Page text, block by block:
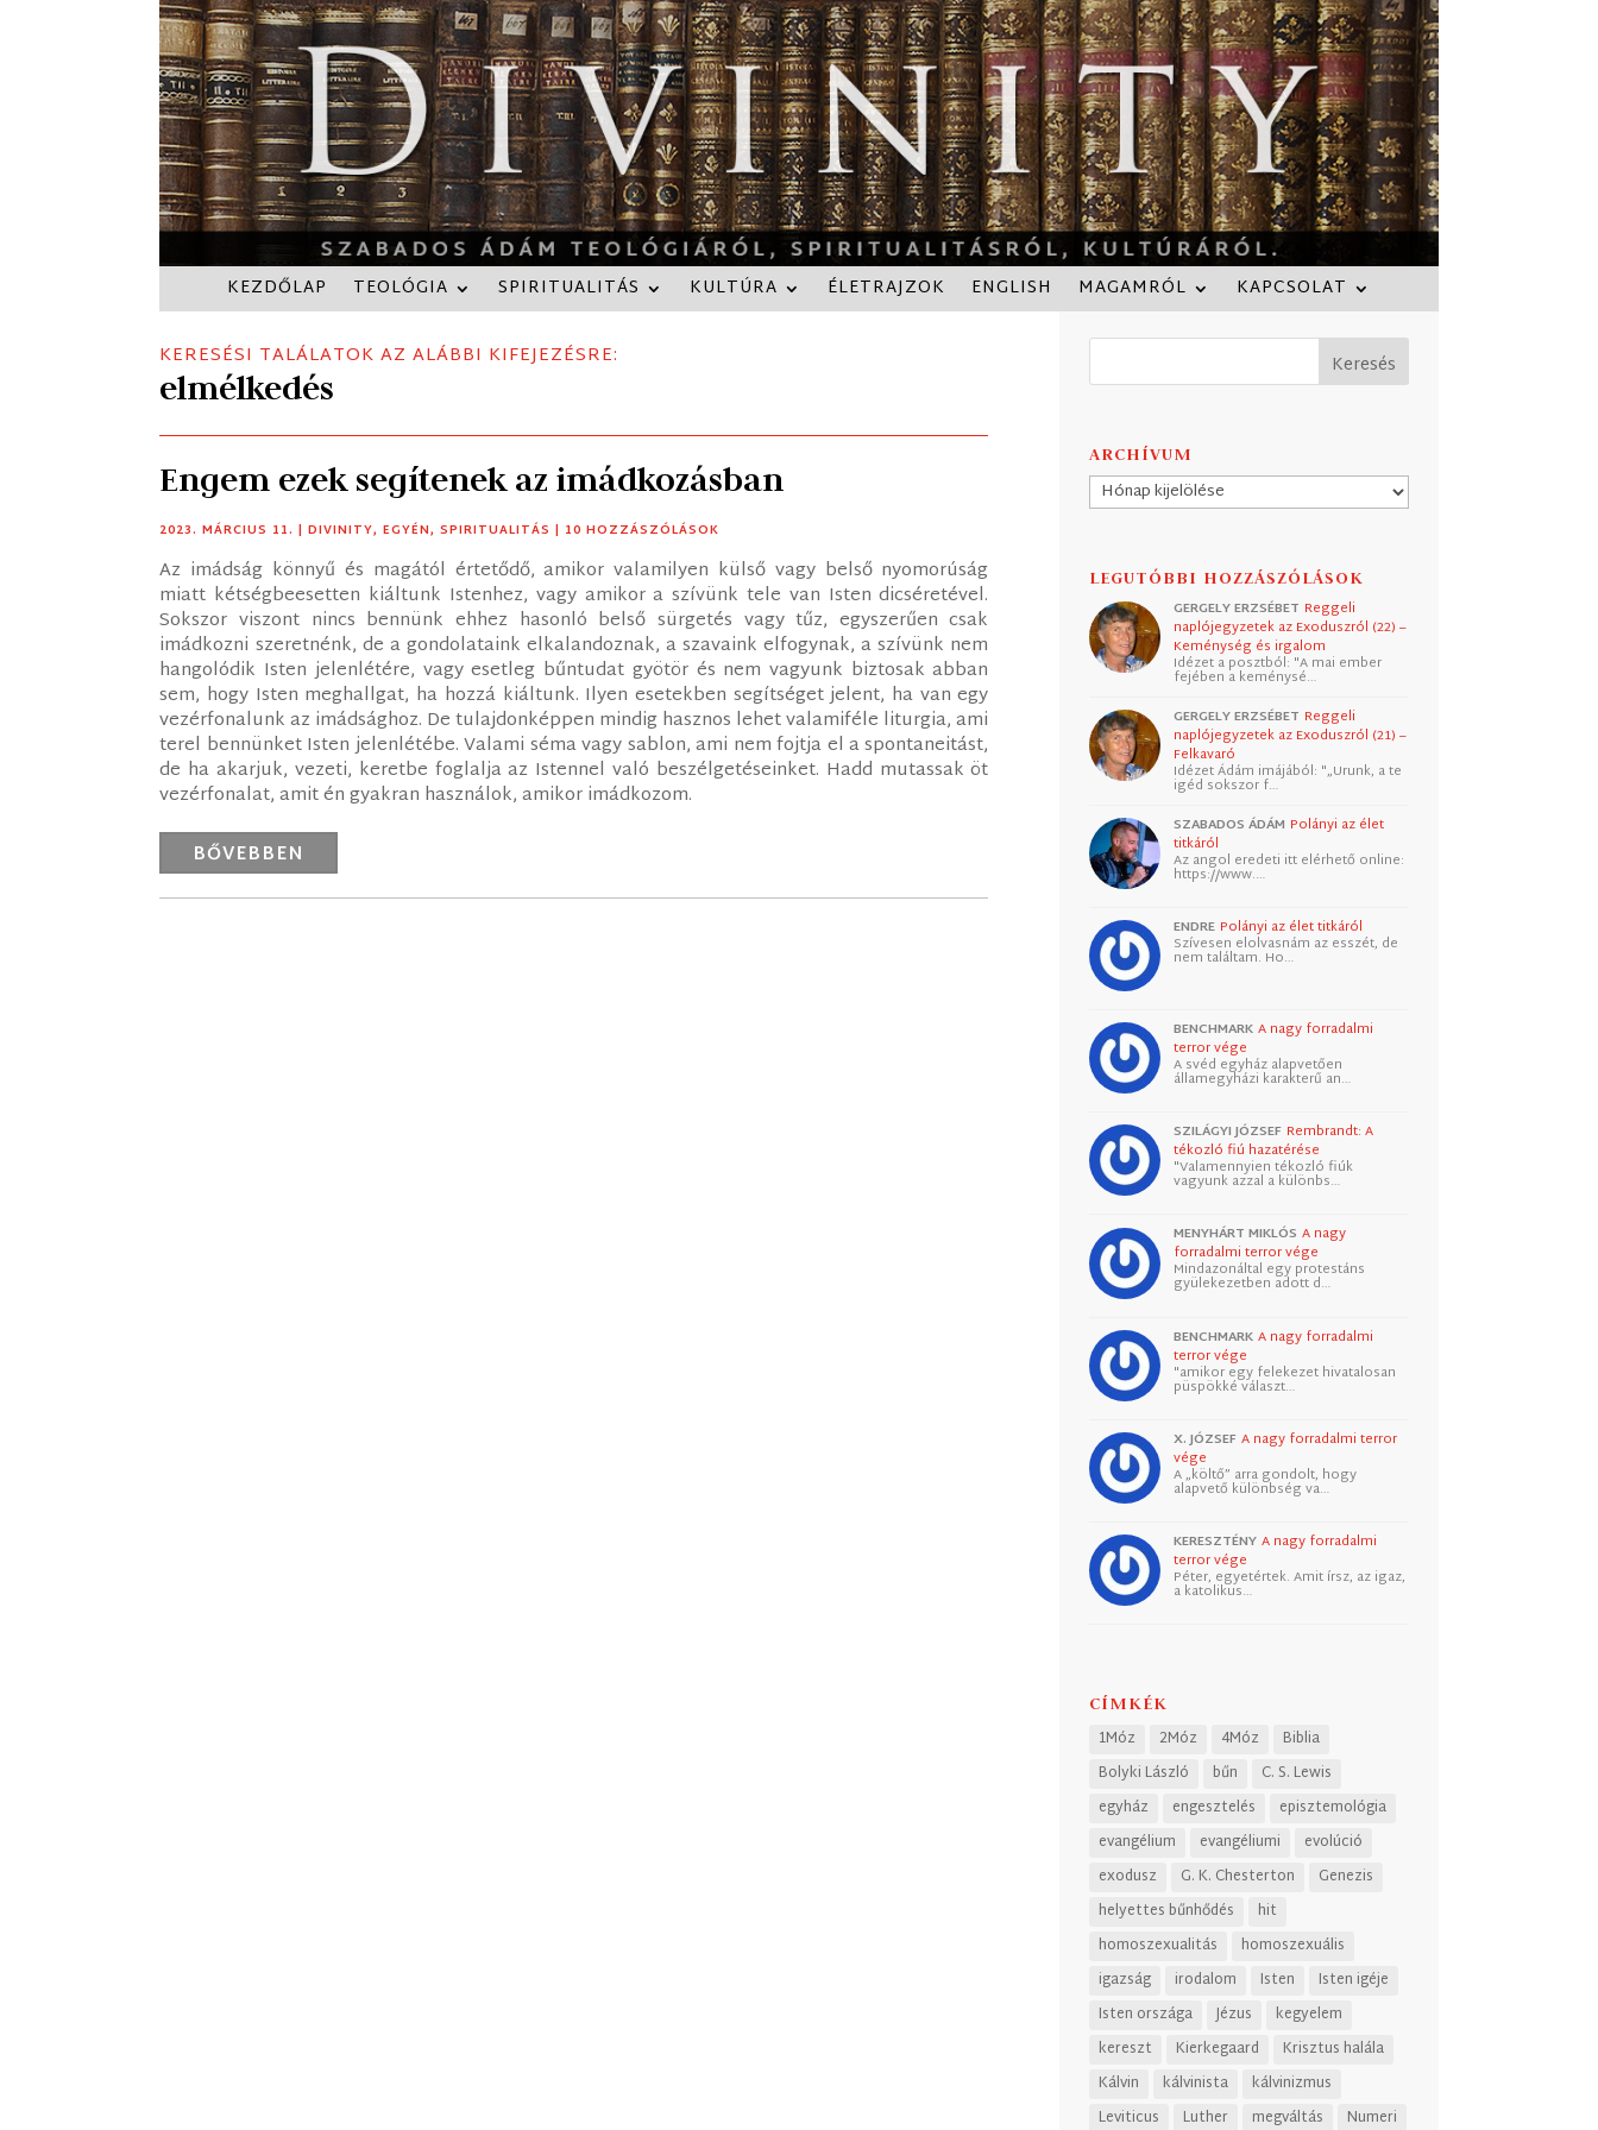
KEZDŐLAP TEOLÓGIA SPIRITUALITÁS KULTÚRA ÉLETRAJZOK ENGLISH MAGAMRÓL KAPCSOLAT
KERESÉSI TALÁLATOK AZ ALÁBBI KIFEJEZÉSRE:
elmélkedés
Engem ezek segítenek az imádkozásban
2023. MÁRCIUS 11. |DIVINITY,EGYÉN,SPIRITUALITÁS | 10 HOZZÁSZÓLÁSOK
Az imádság könnyű és magától értetődő, amikor valamilyen külső vagy belső nyomorúság
miatt kétségbeesetten kiáltunk Istenhez, vagy amikor a szívünk tele van Isten dicséretével.
Sokszor viszont nincs bennünk ehhez hasonló belső sürgetés vagy tűz, egyszerűen csak
imádkozni szeretnénk, de a gondolataink elkalandoznak, a szavaink elfogynak, a szívünk nem
hangolódik Isten jelenlétére, vagy esetleg bűntudat gyötör és nem vagyunk biztosak abban
sem, hogy Isten meghallgat, ha hozzá kiáltunk. Ilyen esetekben segítséget jelent, ha van egy
vezérfonalunk az imádsághoz. De tulajdonképpen mindig hasznos lehet valamiféle liturgia, ami
terel bennünket Isten jelenlétébe. Valami séma vagy sablon, ami nem fojtja el a spontaneitást,
de ha akarjuk, vezeti, keretbe foglalja az Istennel való beszélgetéseinket. Hadd mutassak öt
vezérfonalat, amit én gyakran használok, amikor imádkozom.
BŐVEBBEN
ARCHÍVUM
Archívum
LEGUTÓBBI HOZZÁSZÓLÁSOK
GERGELY ERZSÉBET Reggeli
naplójegyzetek az Exoduszról (22) –
Keménység és irgalom
Idézet a posztból: "A mai ember
fejében a keménysé…
GERGELY ERZSÉBET Reggeli
naplójegyzetek az Exoduszról (21) –
Felkavaró
Idézet Ádám imájából: "„Urunk, a te
igéd sokszor f…
SZABADOS ÁDÁM Polányi az élet
titkáról
Az angol eredeti itt elérhető online:
https://www.…
ENDRE Polányi az élet titkáról
Szívesen elolvasnám az esszét, de
nem találtam. Ho…
BENCHMARK A nagy forradalmi
terror vége
A svéd egyház alapvetően
államegyházi karakterű an…
SZILÁGYI JÓZSEF Rembrandt: A
tékozló fiú hazatérése
"Valamennyien tékozló fiúk
vagyunk azzal a különbs…
MENYHÁRT MIKLÓS A nagy
forradalmi terror vége
Mindazonáltal egy protestáns
gyülekezetben adott d…
BENCHMARK A nagy forradalmi
terror vége
"amikor egy felekezet hivatalosan
püspökké választ…
X. JÓZSEF A nagy forradalmi terror
vége
A „költő” arra gondolt, hogy
alapvető különbség va…
KERESZTÉNY A nagy forradalmi
terror vége
Péter, egyetértek. Amit írsz, az igaz,
a katolikus…
CÍMKÉK
1Móz 2Móz 4Móz
Biblia
Bolyki László
bűn
C. S. Lewis
egyház
engesztelés
episztemológia
evangélium
evangéliumi
evolúció
exodusz
G. K. Chesterton
Genezis
helyettes bűnhődés
hit
homoszexualitás
homoszexuális
igazság
irodalom Isten
Isten igéje
Isten országa
Jézus
kegyelem
kereszt
Kierkegaard
Krisztus halála
Kálvin
kálvinista
kálvinizmus
Leviticus
Luther megváltás Numeri